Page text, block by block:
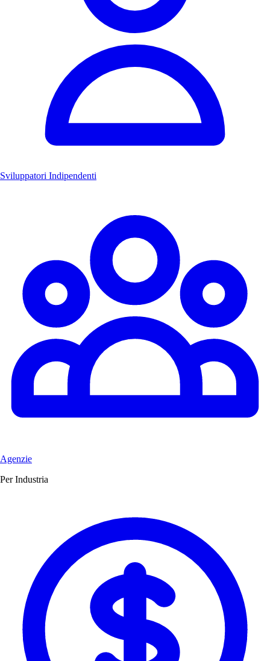
Sviluppatori Indipendenti
Agenzie
Per Industria